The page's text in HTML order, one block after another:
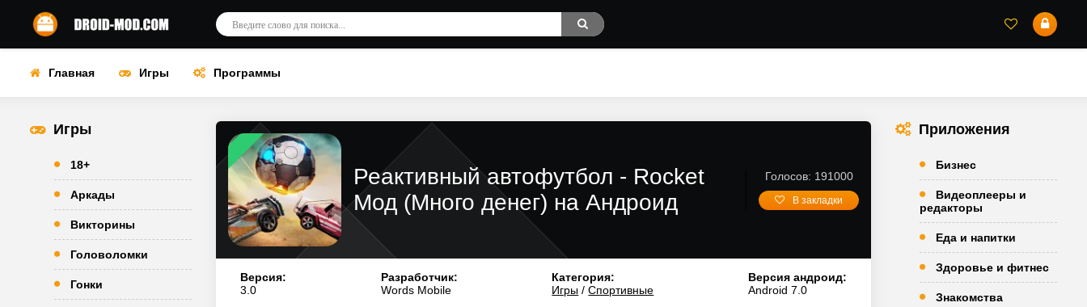
Главная Игры Программы
Игры
18+
Аркады
Викторины
Головоломки
Гонки
Реактивный автофутбол - Rocket
Мод (Много денег) на Андроид
Голосов: 191000
В закладки
Версия:
3.0
Разработчик:
Words Mobile
Категория:
Игры /Спортивные
Версия андроид:
Android 7.0
Приложения
Бизнес
Видеоплееры и
редакторы
Еда и напитки
Здоровье и фитнес
Знакомства